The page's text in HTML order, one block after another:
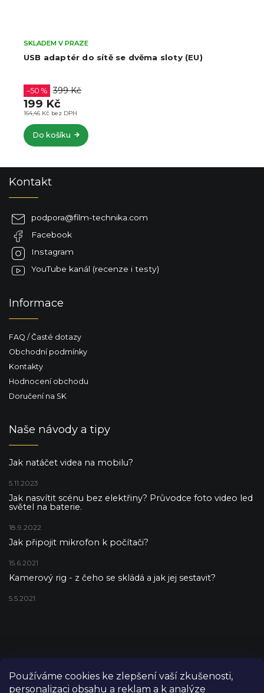
Používáme cookies ke zlepšení vaší zkušenosti,
personalizaci obsahu a reklam a k analýze
USB adaptér do sítě se dvěma sloty (EU)
SKLADEM V PRAZE
164,46 Kč bez DPH
–50 % 399 Kč
199 Kč
Do košíku
Kontakt
podpora@film-technika.com
Facebook
Instagram
YouTube kanál (recenze i testy)
Informace
FAQ / Časté dotazy
Obchodní podmínky
Kontakty
Hodnocení obchodu
Doručení na SK
Naše návody a tipy
Jak natáčet videa na mobilu?
5.11.2023
Jak nasvítit scénu bez elektřiny? Průvodce foto video led
světel na baterie.
18.9.2022
Jak připojit mikrofon k počítači?
15.6.2021
Kamerový rig - z čeho se skládá a jak jej sestavit?
5.5.2021